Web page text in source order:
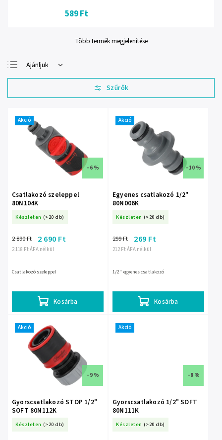
589 Ft
Több termék megjelenítése
Ajánljuk
Legolcsóbb elöl
Legdrágább
termékek
ABC szerint
Akció
–6 %
Csatlakozó szeleppel
80N104K
Készleten (>20 db)
2 118 Ft ÁFA nélkül
2 890 Ft 2 690 Ft
Kosárba
Csatlakozó szeleppel
Akció
–10 %
Egyenes csatlakozó 1/2"
80N006K
Készleten (>20 db)
212 Ft ÁFA nélkül
299 Ft 269 Ft
Kosárba
1/2" egyenes csatlakozó
Akció
–9 %
Gyorscsatlakozó STOP 1/2"
SOFT 80N112K
Készleten (>20 db)
Akció
–8 %
Gyorscsatlakozó 1/2" SOFT
80N111K
Készleten (>20 db)